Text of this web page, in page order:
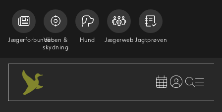
JægerforbundetVåben &
skydning
Hund Jægerweb Jagtprøven